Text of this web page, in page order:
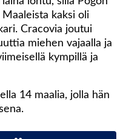
kaksi oli
Cracovia joutui
miehen vajaalla ja
kympillä ja
14 maalia, jolla hän